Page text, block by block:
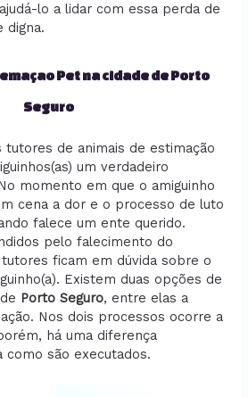
lo a lidar com essa perda de
digna.
Pet na cidade de Porto
Seguro
tutores de animais de estimação
um verdadeiro
momento em que o amiguinho
cena a dor e o processo de luto
falece um ente querido.
pelo falecimento do
tutores ficam em dúvida sobre o
Existem duas opções de
Porto Seguro, entre elas a
Nos dois processos ocorre a
há uma diferença
como são executados.